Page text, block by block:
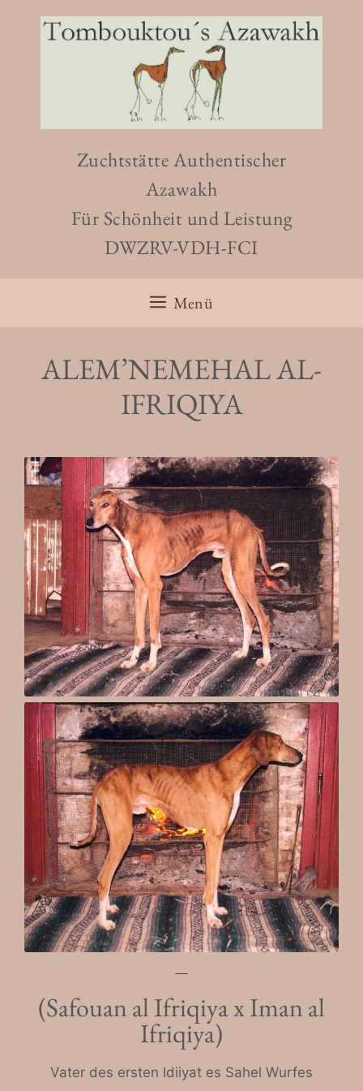
Zuchtstätte Authentischer
Azawakh
Für Schönheit und Leistung
DWZRV-VDH-FCI
Menü
ALEM’NEMEHAL AL-
IFRIQIYA
(Safouan al Ifriqiya x Iman al
Ifriqiya)
Vater des ersten Idiiyat es Sahel Wurfes